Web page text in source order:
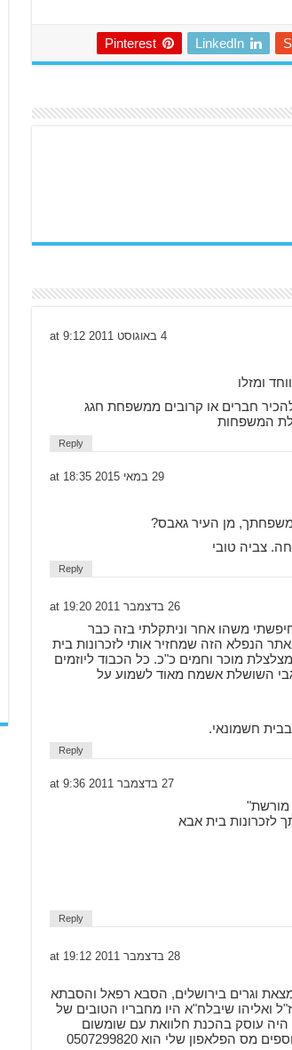
LinkedIn
Pinterest
4 באוגוסט 2011 at 9:12
ומזלו
חברים או קרובים ממשפחת חגג
המשפחות
Reply
29 במאי 2015 at 18:35
מן העיר גאבס?
צביה טובי
Reply
26 בדצמבר 2011 at 19:20
משהו אחר וניתקלתי בזה כבר
הנפלא הזה שמחזיר אותי לזכרונות בית
מוכר וחמים כ"כ. כל הכבוד ליוזמים
השושלת אשמח מאוד לשמוע על
חשמונאי.
Reply
27 בדצמבר 2011 at 9:36
מורשת"
לזכרונות בית אבא
Reply
28 בדצמבר 2011 at 19:12
וגרים בירושלים, הסבא רפאל והסבתא
ואליהו שיבלח"א היו מחבריו הטובים של
היה עוסק בהכנת חלוואת עם שומשום
ובוטנים באם זה עוזר לך או שתרצי פרטים נוספים מס הפלאפון שלי הוא 0507299820